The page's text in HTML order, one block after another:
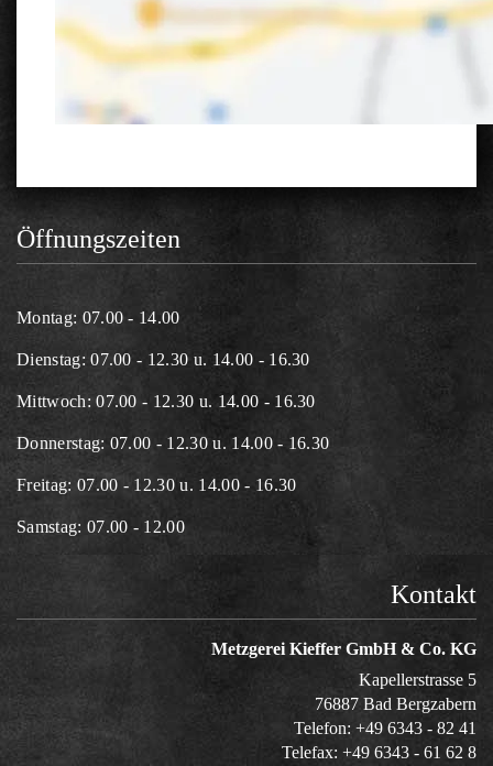
Öffnungszeiten
Montag: 07.00 - 14.00
Dienstag: 07.00 - 12.30 u. 14.00 - 16.30
Mittwoch: 07.00 - 12.30 u. 14.00 - 16.30
Donnerstag: 07.00 - 12.30 u. 14.00 - 16.30
Freitag: 07.00 - 12.30 u. 14.00 - 16.30
Samstag: 07.00 - 12.00
Kontakt
Metzgerei Kieffer GmbH & Co. KG
Kapellerstrasse 5
76887 Bad Bergzabern
Telefon: +49 6343 - 82 41
Telefax: +49 6343 - 61 62 8